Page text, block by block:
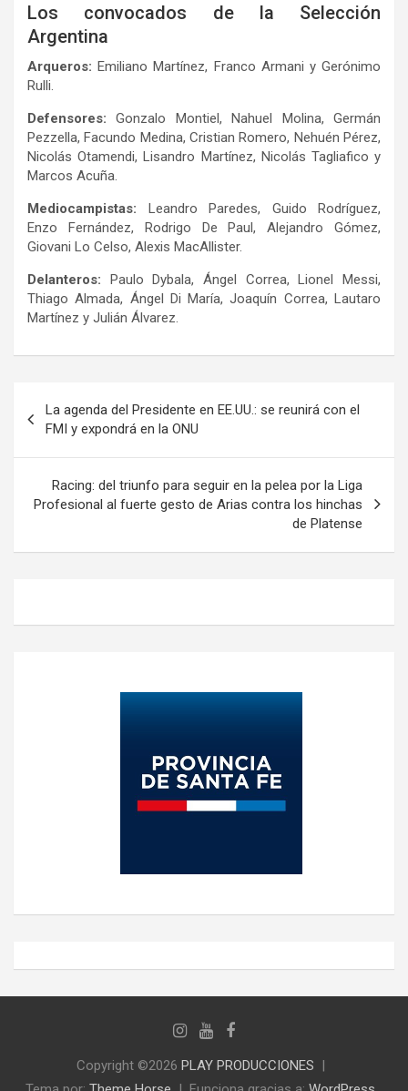
Los convocados de la Selección
Argentina
Arqueros: Emiliano Martínez, Franco Armani y Gerónimo
Rulli.
Defensores: Gonzalo Montiel, Nahuel Molina, Germán
Pezzella, Facundo Medina, Cristian Romero, Nehuén Pérez,
Nicolás Otamendi, Lisandro Martínez, Nicolás Tagliafico y
Marcos Acuña.
Mediocampistas: Leandro Paredes, Guido Rodríguez,
Enzo Fernández, Rodrigo De Paul, Alejandro Gómez,
Giovani Lo Celso, Alexis MacAllister.
Delanteros: Paulo Dybala, Ángel Correa, Lionel Messi,
Thiago Almada, Ángel Di María, Joaquín Correa, Lautaro
Martínez y Julián Álvarez.
de
entradas
La agenda del Presidente en EE.UU.: se reunirá con el
FMI y expondrá en la ONU
Racing: del triunfo para seguir en la pelea por la Liga
Profesional al fuerte gesto de Arias contra los hinchas
de Platense
Copyright ©2026 PLAY PRODUCCIONES